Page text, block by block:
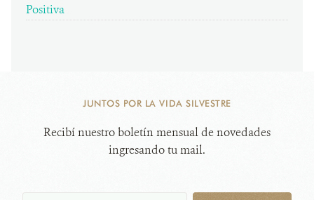
Positiva
JUNTOS POR LA VIDA SILVESTRE
Recibí nuestro boletín mensual de novedades
ingresando tu mail.